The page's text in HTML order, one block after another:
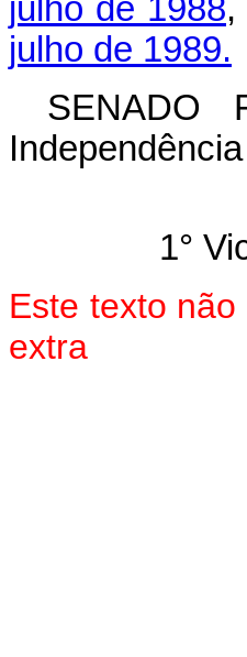
julho de 1988,
julho de 1989.
SENADO
1°
Este texto
extra